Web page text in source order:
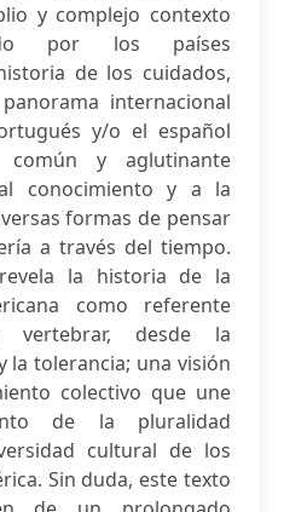
y complejo contexto
por los países
de los cuidados,
internacional
y/o el español
común y aglutinante
conocimiento y a la
formas de pensar
a través del tiempo.
la historia de la
como referente
vertebrar, desde la
la tolerancia; una visión
colectivo que une
de la pluralidad
cultural de los
Sin duda, este texto